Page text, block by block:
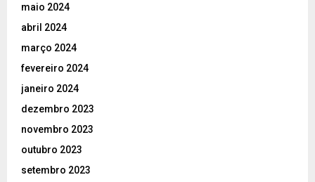
maio 2024
abril 2024
março 2024
fevereiro 2024
janeiro 2024
dezembro 2023
novembro 2023
outubro 2023
setembro 2023